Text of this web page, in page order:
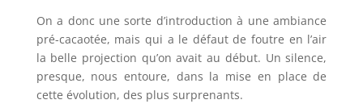
On a donc une sorte d’introduction à une ambiance
pré-cacaotée, mais qui a le défaut de foutre en l’air
la belle projection qu’on avait au début. Un silence,
presque, nous entoure, dans la mise en place de
cette évolution, des plus surprenants.